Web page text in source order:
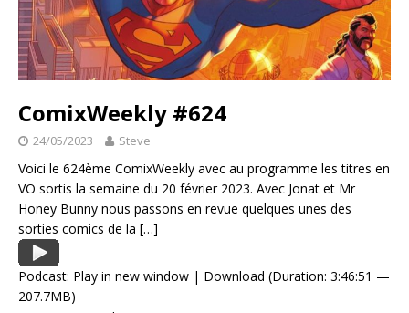
ComixWeekly #624
24/05/2023 Steve
Voici le 624ème ComixWeekly avec au programme les titres en
VO sortis la semaine du 20 février 2023. Avec Jonat et Mr
Honey Bunny nous passons en revue quelques unes des
sorties comics de la […]
Podcast: Play in new window | Download (Duration: 3:46:51 —
207.7MB)